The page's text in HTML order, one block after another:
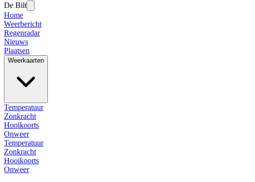
De Bilt
Home
Weerbericht
Regenradar
Nieuws
Plaatsen
Weerkaarten
Temperatuur
Zonkracht
Hooikoorts
Onweer
Temperatuur
Zonkracht
Hooikoorts
Onweer